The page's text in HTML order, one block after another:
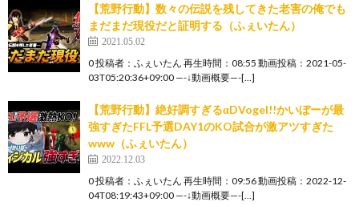
【荒野行動】数々の伝説を残してきた老害の俺でも
まだまだ現役だと証明する（ふぇいたん）
2021.05.02
0 投稿者：ふぇいたん 再生時間：08:55 動画投稿：2021-05-
03T05:20:36+09:00 —-↓動画概要—-[…]
【荒野行動】絶好調すぎるαDVogel!!かいぼーが最
強すぎたFFL予選DAY1のKO試合が激アツすぎた
www（ふぇいたん）
2022.12.03
0 投稿者：ふぇいたん 再生時間：09:56 動画投稿：2022-12-
04T08:19:43+09:00 —-↓動画概要—-[…]